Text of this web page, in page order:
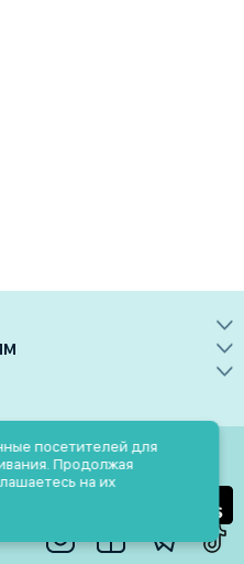
только при
посетителей для
Продолжая
на их